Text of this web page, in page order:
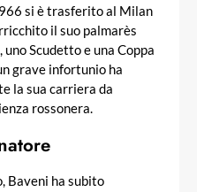
si è trasferito al Milan
il suo palmarès
Scudetto e una Coppa
grave infortunio ha
la sua carriera da
rossonera.
Baveni ha subito